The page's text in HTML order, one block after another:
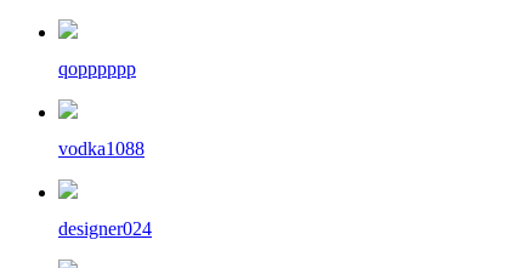
qopppppp
vodka1088
designer024